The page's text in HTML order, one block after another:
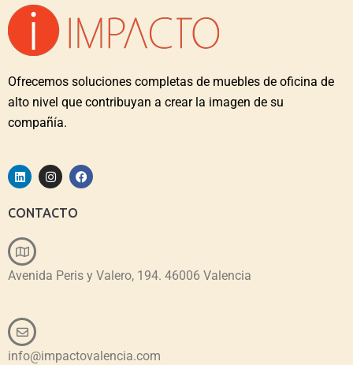
Ofrecemos soluciones completas de muebles de oficina de
alto nivel que contribuyan a crear la imagen de su
compañía.
CONTACTO
Avenida Peris y Valero, 194. 46006 Valencia
info@impactovalencia.com